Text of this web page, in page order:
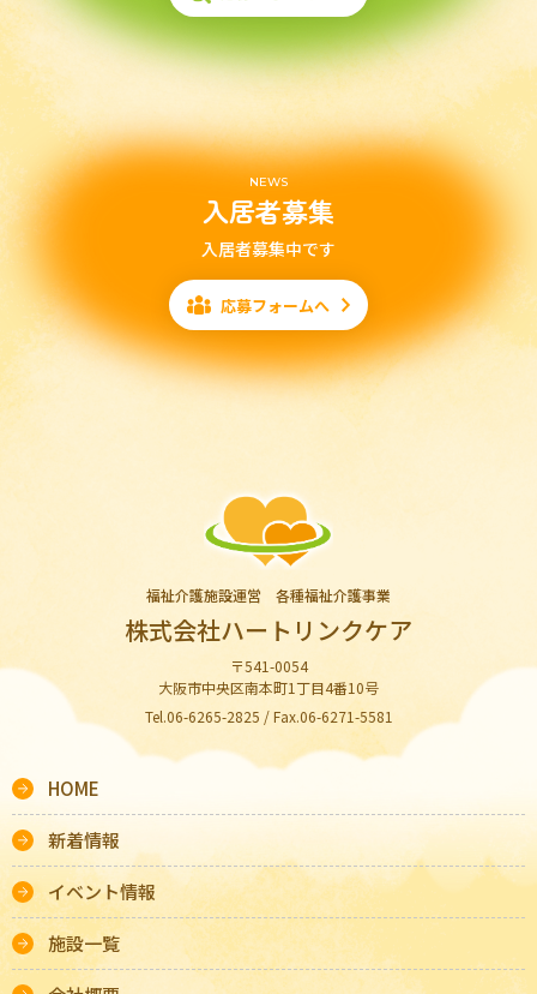
NEWS
入居者募集
入居者募集中です
応募フォームへ
福祉介護施設運営 各種福祉介護事業
株式会社ハートリンクケア
〒541-0054
大阪市中央区南本町1丁目4番10号
Tel.06-6265-2825 / Fax.06-6271-5581
HOME
新着情報
イベント情報
施設一覧